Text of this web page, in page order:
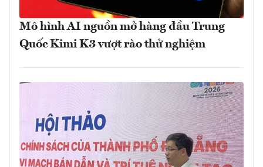
Mô hình AI nguồn mở hàng đầu Trung
Quốc Kimi K3 vượt rào thử nghiệm